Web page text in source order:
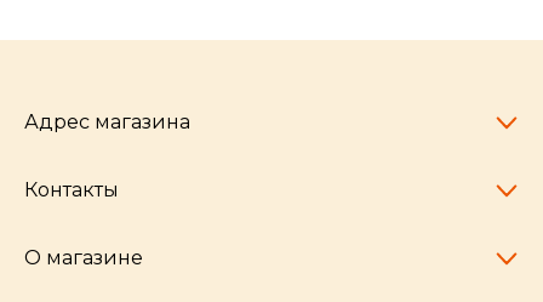
Адрес магазина
Челябинск,
Контакты
pocherkartshop@mail.ru
О магазине